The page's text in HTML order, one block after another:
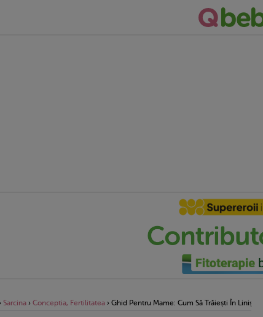
› Sarcina › Conceptia, Fertilitatea › Ghid Pentru Mame: Cum Să Trăiești În Liniște